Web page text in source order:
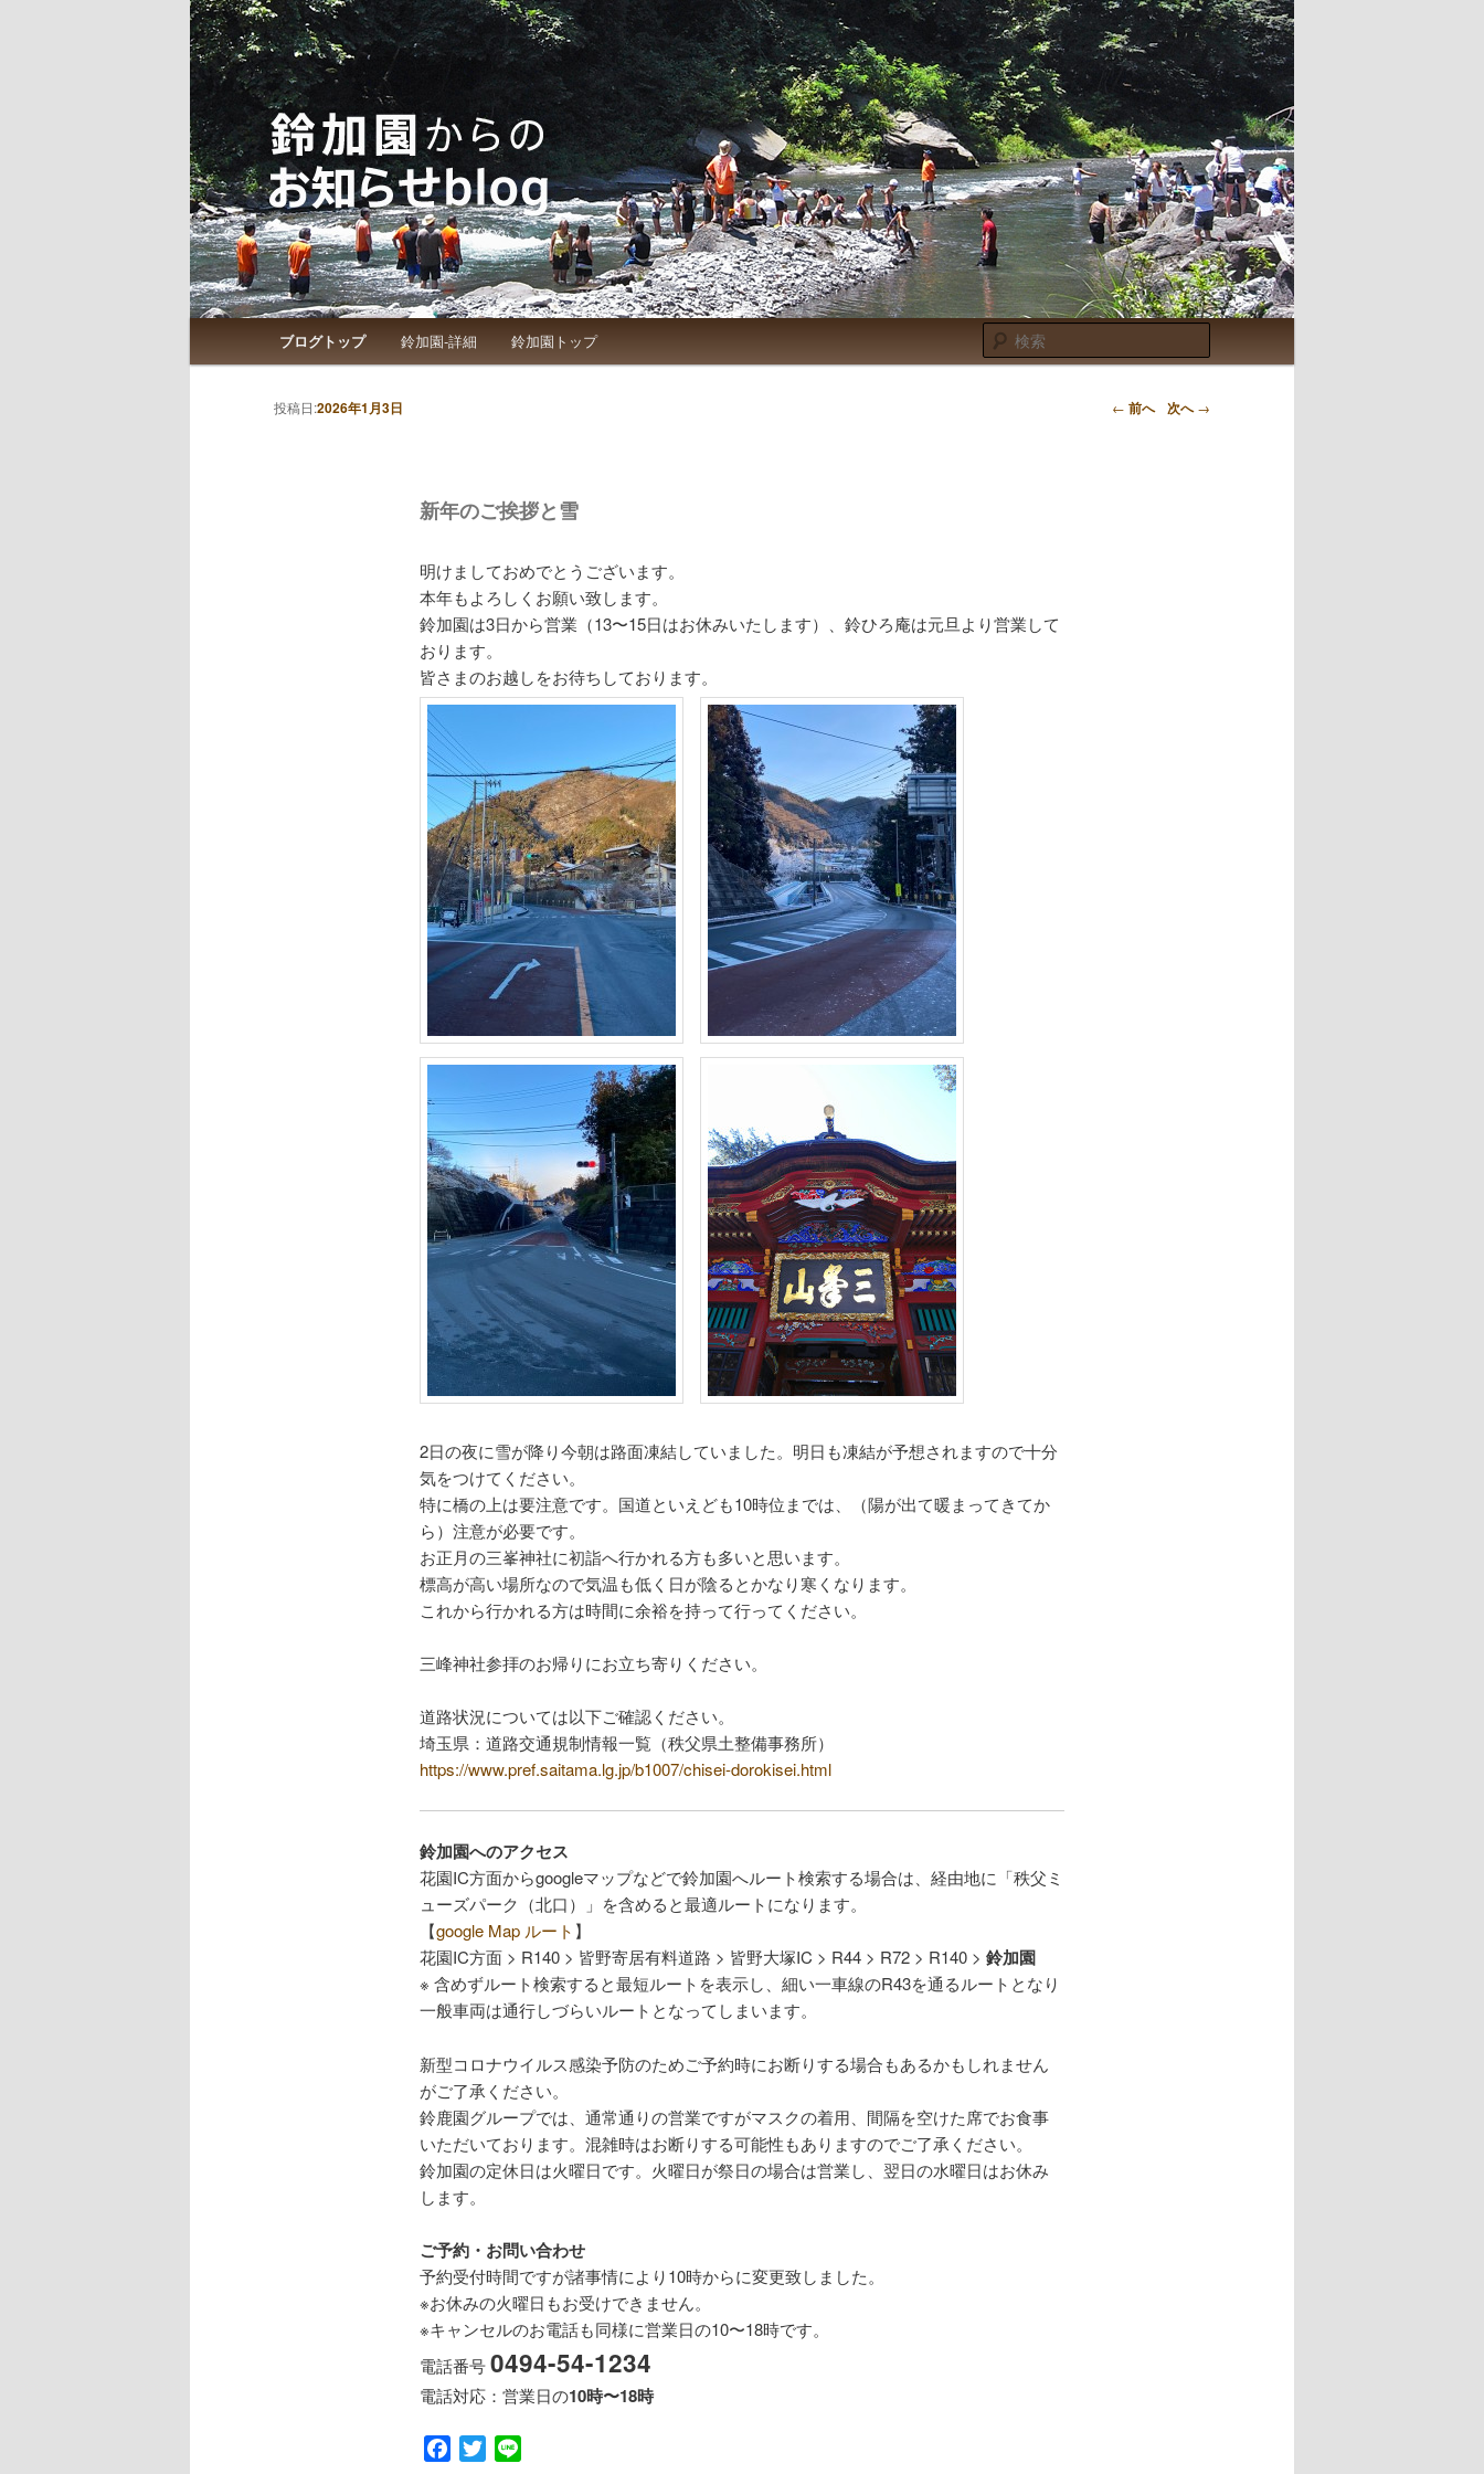
鈴加園からのお知らせブログ
鈴加園からのお知らせです
索
メインメニュー
メインコンテンツへ移動
サブコンテンツへ移動
ブログトップ 鈴加園-詳細 鈴加園トップ
投稿ナビゲーション ← 前へ 次へ→
新年のご挨拶と雪
投稿日:2026年1月3日
明けましておめでとうございます。
本年もよろしくお願い致します。
鈴加園は3日から営業（13〜15日はお休みいたします）、鈴ひろ庵は元旦より営業して
おります。
皆さまのお越しをお待ちしております。
2日の夜に雪が降り今朝は路面凍結していました。明日も凍結が予想されますので十分
気をつけてください。
特に橋の上は要注意です。国道といえども10時位までは、（陽が出て暖まってきてか
ら）注意が必要です。
お正月の三峯神社に初詣へ行かれる方も多いと思います。
標高が高い場所なので気温も低く日が陰るとかなり寒くなります。
これから行かれる方は時間に余裕を持って行ってください。
三峰神社参拝のお帰りにお立ち寄りください。
道路状況については以下ご確認ください。
埼玉県：道路交通規制情報一覧（秩父県土整備事務所）
https://www.pref.saitama.lg.jp/b1007/chisei-dorokisei.html
鈴加園へのアクセス
花園IC方面からgoogleマップなどで鈴加園へルート検索する場合は、経由地に「秩父ミ
ューズパーク（北口）」を含めると最適ルートになります。
【google Map ルート 】
花園IC方面 > R140 > 皆野寄居有料道路 > 皆野大塚IC > R44 > R72 > R140 > 鈴加園
※ 含めずルート検索すると最短ルートを表示し、細い一車線のR43を通るルートとなり
一般車両は通行しづらいルートとなってしまいます。
新型コロナウイルス感染予防のためご予約時にお断りする場合もあるかもしれません
がご了承ください。
鈴鹿園グループでは、通常通りの営業ですがマスクの着用、間隔を空けた席でお食事
いただいております。混雑時はお断りする可能性もありますのでご了承ください。
鈴加園の定休日は火曜日です。火曜日が祭日の場合は営業し、翌日の水曜日はお休み
します。
ご予約・お問い合わせ
予約受付時間ですが諸事情により10時からに変更致しました。
※お休みの火曜日もお受けできません。
※キャンセルのお電話も同様に営業日の10〜18時です。
電話番号0494-54-1234
電話対応：営業日の10時〜18時
Facebook
Twitter